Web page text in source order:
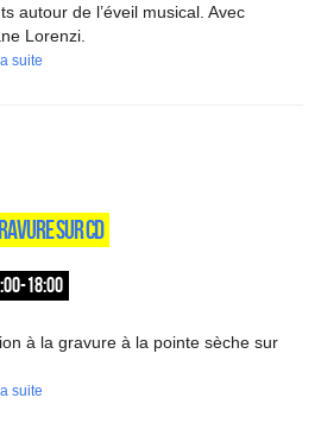
autour de l’éveil musical. Avec
Lorenzi.
suite
SUR CD
18:00
à la gravure à la pointe sèche sur
suite